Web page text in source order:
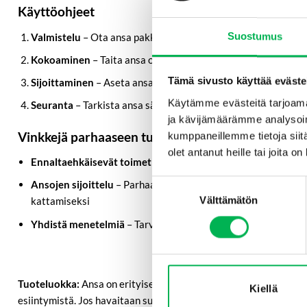
Suostumus
Tämä sivusto käyttää
Käytämme evästeitä
ja kävijämäärämme
kumppaneillemme tietoja
olet antanut heille tai joita
Suostumuksen
Välttämätön
Kiellä
Käyttöohjeet
Valmistelu – Ota ansa pakkauksesta ja poista suojakalvo
Kokoaminen – Taita ansa ohjeiden mukaan kolmion
Sijoittaminen – Aseta ansa lattialle tai muulle tasaiselle
Seuranta – Tarkista ansa säännöllisesti mahdollisen
Vinkkejä parhaaseen tulokseen
Ennaltaehkäisevät toimet – Pidä alueet kuivina ja
Ansojen sijoittelu – Parhaan valvonnan saavuttamiseksi
kattamiseksi
Yhdistä menetelmiä – Tarvittaessa käytä Pestis Protect
Tuoteluokka: Ansa on erityisesti suunniteltu houkuttelemaan
esiintymistä. Jos havaitaan suurempi tartunta, jota ei voida